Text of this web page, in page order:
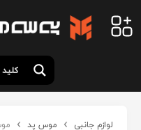
لوازم جانبی موس پد